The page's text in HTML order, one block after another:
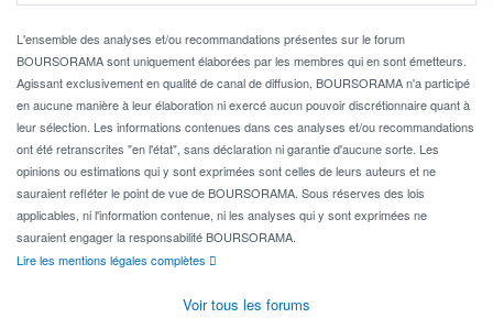
Pour l' ...
L'ensemble des analyses et/ou recommandations présentes sur le forum
BOURSORAMA sont uniquement élaborées par les membres qui en sont émetteurs.
Agissant exclusivement en qualité de canal de diffusion, BOURSORAMA n'a participé
en aucune manière à leur élaboration ni exercé aucun pouvoir discrétionnaire quant à
leur sélection. Les informations contenues dans ces analyses et/ou recommandations
ont été retranscrites "en l'état", sans déclaration ni garantie d'aucune sorte. Les
opinions ou estimations qui y sont exprimées sont celles de leurs auteurs et ne
sauraient refléter le point de vue de BOURSORAMA. Sous réserves des lois
applicables, ni l'information contenue, ni les analyses qui y sont exprimées ne
sauraient engager la responsabilité BOURSORAMA.
Lire les mentions légales complètes
Voir tous les forums